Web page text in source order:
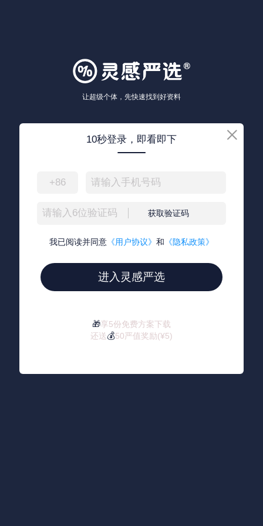
让超级个体，先快速找到好资料
10秒登录，即看即下
+86
获取验证码
我已阅读并同意 《用户协议》 和 《隐私政策》
进入灵感严选
🎁享5份免费方案下载
还送💰50严值奖励(¥5)